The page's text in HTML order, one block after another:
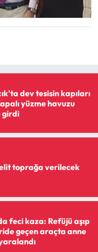
dev tesisin kapıları
yüzme havuzu
girdi
toprağa verilecek
feci kaza: Refüjü aşıp
geçen araçta anne